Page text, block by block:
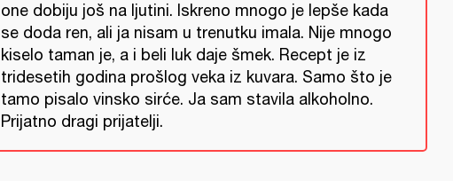
one dobiju još na ljutini. Iskreno mnogo je lepše kada
se doda ren, ali ja nisam u trenutku imala. Nije mnogo
kiselo taman je, a i beli luk daje šmek. Recept je iz
tridesetih godina prošlog veka iz kuvara. Samo što je
tamo pisalo vinsko sirće. Ja sam stavila alkoholno.
Prijatno dragi prijatelji.